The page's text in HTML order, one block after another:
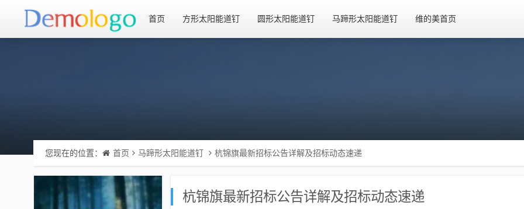
首页 方形太阳能道钉 圆形太阳能道钉 马蹄形太阳能道钉 维的美首页
您现在的位置： 首页 马蹄形太阳能道钉 杭锦旗最新招标公告详解及招标动态速递
杭锦旗最新招标公告详解及招标动态速递